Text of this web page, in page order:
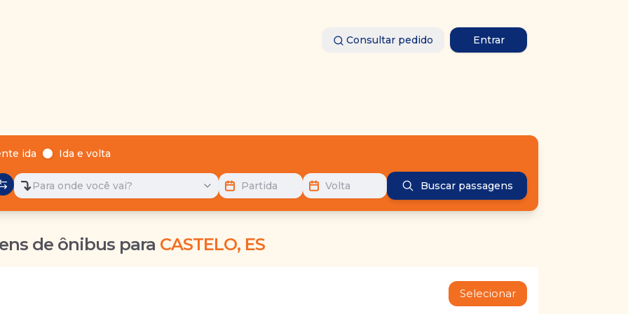
Consultar pedido Entrar
ida Ida e volta
Para onde você vai? Partida Volta Buscar passagens
de ônibus para CASTELO, ES
Selecionar